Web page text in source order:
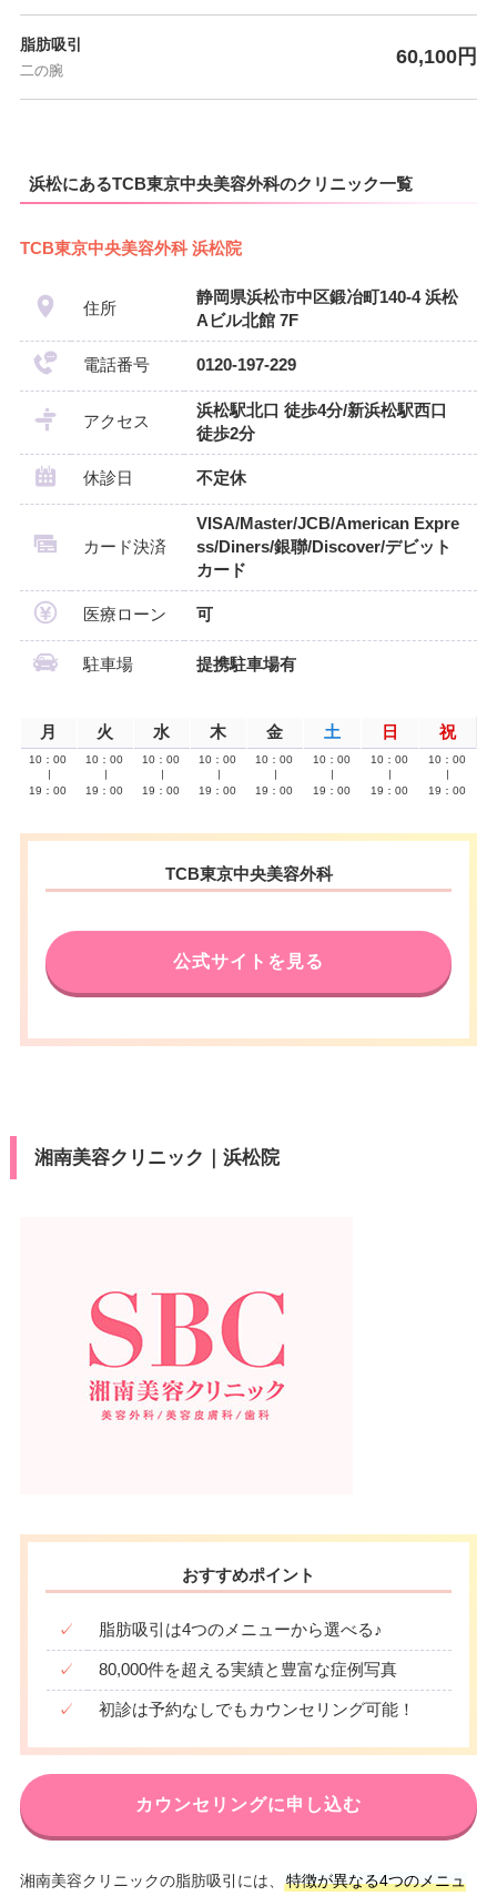
脂肪吸引
二の腕
60,100円
浜松にあるTCB東京中央美容外科のクリニック一覧
TCB東京中央美容外科 浜松院
住所
静岡県浜松市中区鍛冶町140-4 浜松
Aビル北館 7F
電話番号 0120-197-229
アクセス
浜松駅北口 徒歩4分/新浜松駅西口
徒歩2分
休診日 不定休
カード決済
VISA/Master/JCB/American Expre
ss/Diners/銀聯/Discover/デビット
カード
医療ローン 可
駐車場 提携駐車場有
月 火 水 木 金 土 日 祝
10：00
19：00
10：00
19：00
10：00
19：00
10：00
19：00
10：00
19：00
10：00
19：00
10：00
19：00
10：00
19：00
TCB東京中央美容外科
公式サイトを見る
湘南美容クリニック｜浜松院
おすすめポイント
✓ 脂肪吸引は4つのメニューから選べる♪
✓ 80,000件を超える実績と豊富な症例写真
✓ 初診は予約なしでもカウンセリング可能！
カウンセリングに申し込む
湘南美容クリニックの脂肪吸引には、
特徴が異なる4つのメニュ